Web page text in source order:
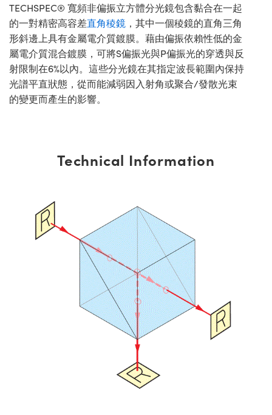
TECHSPEC® 寬頻非偏振立方體分光鏡包含黏合在一起
的一對精密高容差直角稜鏡 ，其中一個稜鏡的直角三角
形斜邊上具有金屬電介質鍍膜。藉由偏振依賴性低的金
屬電介質混合鍍膜，可將S偏振光與P偏振光的穿透與反
射限制在6%以內。這些分光鏡在其指定波長範圍內保持
光譜平直狀態，從而能減弱因入射角或聚合/發散光束
的變更而產生的影響。
Technical Information